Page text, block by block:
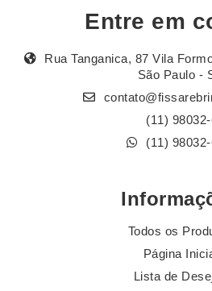
Entre em
Rua Tanganica, 87 Vila
São Paulo -
(11)
(11)
Todos os
Página
Lista de